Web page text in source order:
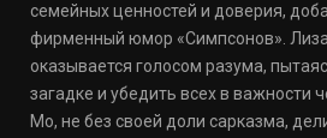
семейных ценностей и доверия,
фирменный юмор «Симпсонов».
оказывается голосом разума,
загадке и убедить всех в важности
Мо, не без своей доли сарказма,